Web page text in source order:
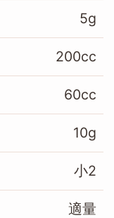
5g
200cc
60cc
10g
小2
適量